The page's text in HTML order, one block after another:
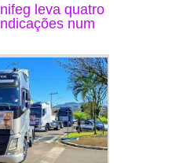
leva quatro
num